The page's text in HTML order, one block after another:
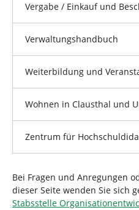
Vergabe / Einkauf und
Verwaltungshandbuch
Weiterbildung und
Wohnen in Clausthal und
Zentrum für
Bei Fragen und Anregungen
dieser Seite wenden Sie sich
Stabsstelle